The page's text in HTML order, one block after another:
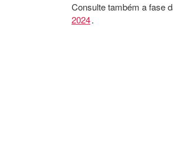
Consulte também a fase
2024.